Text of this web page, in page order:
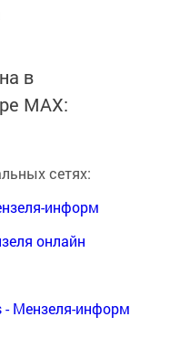
в
MАХ:
сетях:
информ
онлайн
- Мензеля-информ